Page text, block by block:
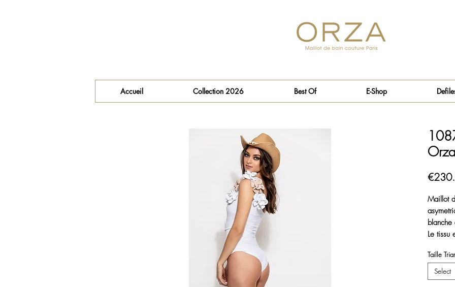
Accueil Collection 2026 Best Of E-Shop
Orza
Maillot
blanche
Le tissu
ceinture
Taille
Select